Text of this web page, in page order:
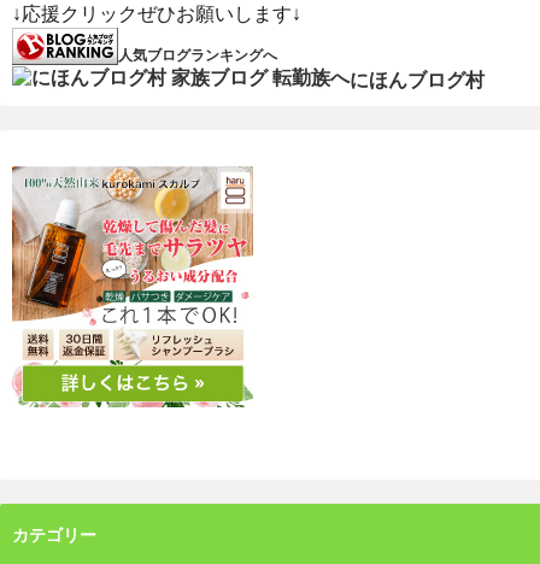
沖縄
徳島
東京
ロンドン
旅行
国内旅行
四国八十八か所めぐり
感想・レビュー
↓応援クリックぜひお願いします↓
人気ブログランキングへ
にほんブログ村
カテゴリー